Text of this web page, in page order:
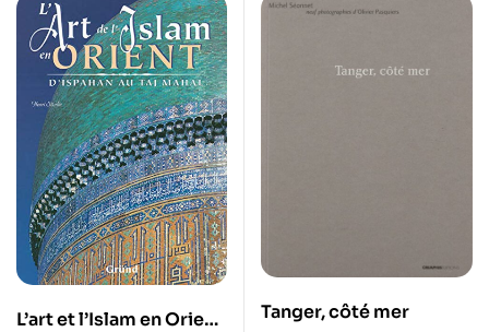
L’art et l’Islam en Orient.
Tanger, côté mer